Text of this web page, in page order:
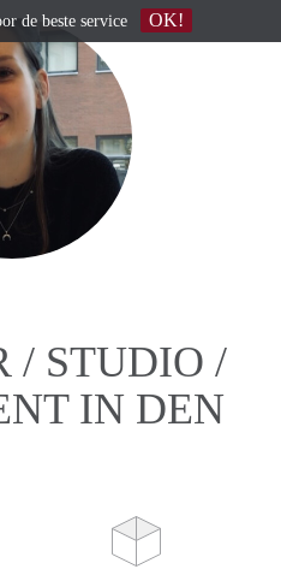
/ STUDIO /
IN DEN
de beste service OK!